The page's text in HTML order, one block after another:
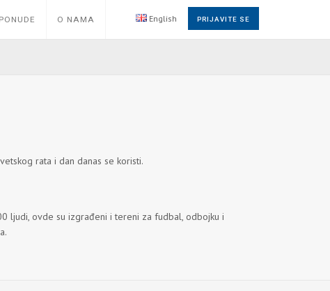
O NAMA English PRIJAVITE SE
rata i dan danas se koristi.
ljudi, ovde su izgrađeni i tereni za fudbal, odbojku i